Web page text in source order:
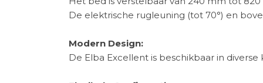
De elektrische rugleuning (tot 70°) en
Modern Design:
De Elba Excellent is beschikbaar in